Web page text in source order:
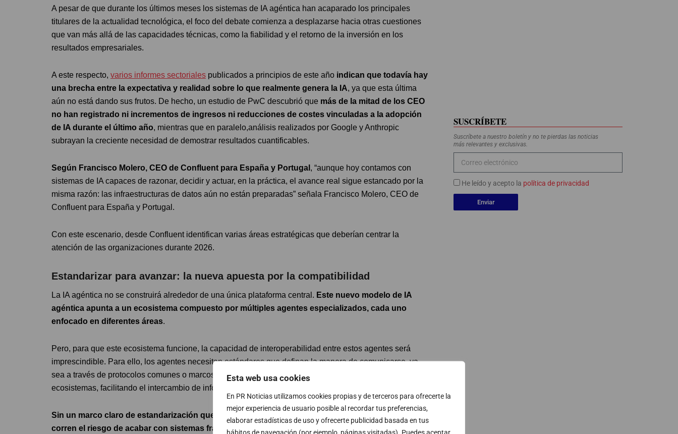
Esta web usa cookies
En PR Noticias utilizamos cookies propias y de terceros para ofrecerte la
mejor experiencia de usuario posible al recordar tus preferencias,
elaborar estadísticas de uso y ofrecerte publicidad basada en tus
hábitos de navegación (por ejemplo, páginas visitadas). Puedes aceptar
A pesar de que durante los últimos meses los sistemas de IA agéntica han acaparado los principales
titulares de la actualidad tecnológica, el foco del debate comienza a desplazarse hacia otras cuestiones
que van más allá de las capacidades técnicas, como la fiabilidad y el retorno de la inversión en los
resultados empresariales.
A este respecto, varios informes sectoriales publicados a principios de este año indican que todavía hay
una brecha entre la expectativa y realidad sobre lo que realmente genera la IA, ya que esta última
aún no está dando sus frutos. De hecho, un estudio de PwC descubrió que más de la mitad de los CEO
no han registrado ni incrementos de ingresos ni reducciones de costes vinculadas a la adopción
de IA durante el último año, mientras que en paralelo,análisis realizados por Google y Anthropic
subrayan la creciente necesidad de demostrar resultados cuantificables.
Según Francisco Molero, CEO de Confluent para España y Portugal , “aunque hoy contamos con
sistemas de IA capaces de razonar, decidir y actuar, en la práctica, el avance real sigue estancado por la
misma razón: las infraestructuras de datos aún no están preparadas” señala Francisco Molero, CEO de
Confluent para España y Portugal.
Con este escenario, desde Confluent identifican varias áreas estratégicas que deberían centrar la
atención de las organizaciones durante 2026.
Estandarizar para avanzar: la nueva apuesta por la compatibilidad
La IA agéntica no se construirá alrededor de una única plataforma central. Este nuevo modelo de IA
agéntica apunta a un ecosistema compuesto por múltiples agentes especializados, cada uno
enfocado en diferentes áreas.
Pero, para que este ecosistema funcione, la capacidad de interoperabilidad entre estos agentes será
imprescindible. Para ello, los agentes necesitan estándares que definan la manera de comunicarse, ya
sea a través de protocolos comunes o marcos compartidos que les permitan interactuar entre
ecosistemas, facilitando el intercambio de información y la coordinación entre distintos sistemas.
Sin un marco claro de estandarización que garanticen esa compatibilidad, las organizaciones
corren el riesgo de acabar con sistemas fragmentados
, donde los agentes con capacidades
SUSCRÍBETE
Suscríbete a nuestro boletín y no te pierdas las noticias
más relevantes y exclusivas.
He leído y acepto la política de privacidad
Enviar